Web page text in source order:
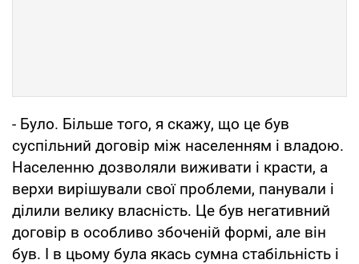
- Було. Більше того, я скажу, що це був
суспільний договір між населенням і владою.
Населенню дозволяли виживати і красти, а
верхи вирішували свої проблеми, панували і
ділили велику власність. Це був негативний
договір в особливо збоченій формі, але він
був. І в цьому була якась сумна стабільність і